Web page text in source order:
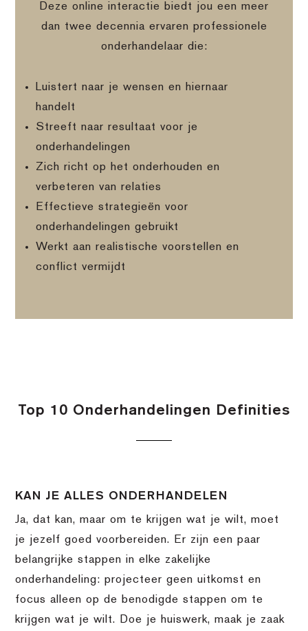
Deze online interactie biedt jou een meer
dan twee decennia ervaren professionele
onderhandelaar die:
Luistert naar je wensen en hiernaar
handelt
Streeft naar resultaat voor je
onderhandelingen
Zich richt op het onderhouden en
verbeteren van relaties
Effectieve strategieën voor
onderhandelingen gebruikt
Werkt aan realistische voorstellen en
conflict vermijdt
Top 10 Onderhandelingen Definities
KAN JE ALLES ONDERHANDELEN
Ja, dat kan, maar om te krijgen wat je wilt, moet
je jezelf goed voorbereiden. Er zijn een paar
belangrijke stappen in elke zakelijke
onderhandeling: projecteer geen uitkomst en
focus alleen op de benodigde stappen om te
krijgen wat je wilt. Doe je huiswerk, maak je zaak